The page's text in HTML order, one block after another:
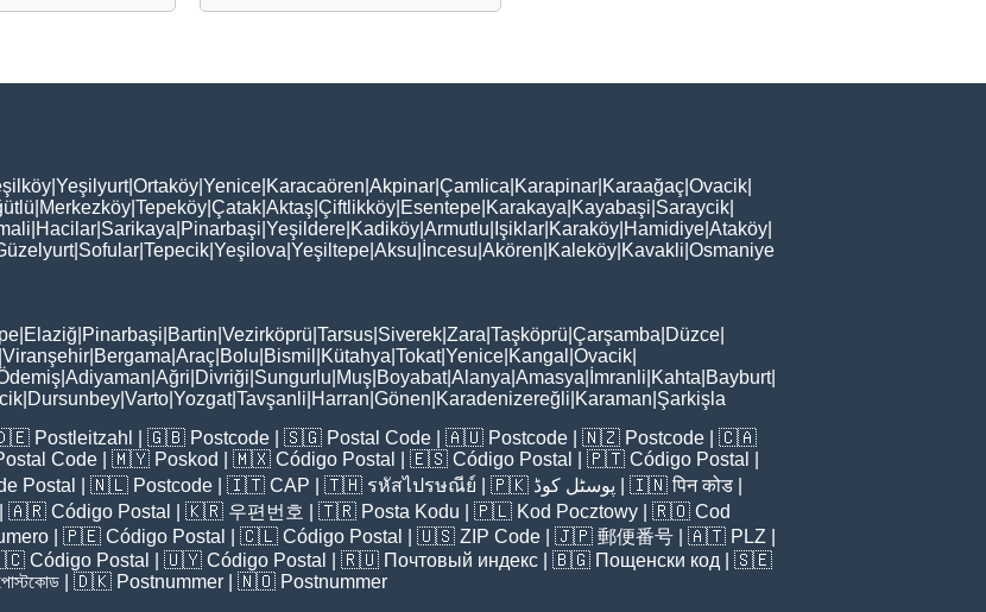
Yeşilyurt|Ortaköy Yenice Karacaören Akpinar Çamlica Karapinar Karaağaç Ovacik
Merkezköy Tepeköy Çatak Aktaş Çiftlikköy Esentepe Karakaya Kayabaşi Saraycik
Hacilar Sarikaya Pinarbaşi Yeşildere Kadiköy Armutlu Işiklar Karaköy Hamidiye Ataköy
| Sofular Tepecik Yeşilova Yeşiltepe Aksu İncesu Akören Kaleköy Kavakli Osmaniye
Elaziğ Pinarbaşi Bartin Vezirköprü Tarsus Siverek Zara Taşköprü Çarşamba Düzce
Viranşehir Bergama Araç Bolu Bismil Kütahya Tokat|Yenice Kangal Ovacik
Adiyaman Ağri Divriği Sungurlu Muş Boyabat|Alanya Amasya İmranli Kahta Bayburt|
Dursunbey Varto Yozgat|Tavşanli Harran Gönen Karadenizereğli Karaman Şarkişla
Postleitzahl | 🇬🇧 Postcode | 🇸🇬 Postal Code | 🇦🇺 Postcode | 🇳🇿 Postcode | 🇨🇦
Code | 🇲🇾 Poskod | 🇲🇽 Código Postal | 🇪🇸 Código Postal | 🇵🇹 Código Postal
Postal | 🇳🇱 Postcode | 🇮🇹 CAP | 🇹🇭 รหัสไปรษณีย์ | 🇵🇰 پوسٹل کوڈ | 🇮🇳पिन कोड
| 🇦🇷 Código Postal | 🇰🇷 우편번호 | 🇹🇷 Posta Kodu | 🇵🇱 Kod Pocztowy | 🇷🇴 Cod
| 🇵🇪 Código Postal | 🇨🇱 Código Postal | 🇺🇸 ZIP Code | 🇯🇵 郵便番号 | 🇦🇹 PLZ
Código Postal | 🇺🇾 Código Postal | 🇷🇺 Почтовый индекс | 🇧🇬 Пощенски код | 🇸🇪
| 🇩🇰 Postnummer | 🇳🇴 Postnummer